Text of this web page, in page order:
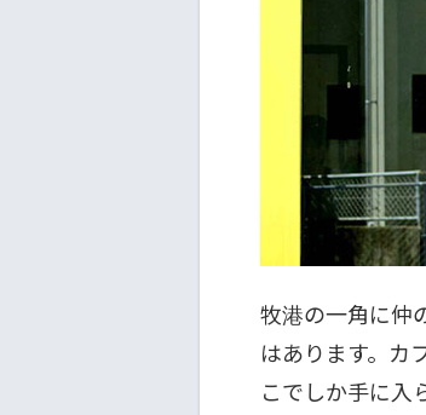
牧港の一角に仲
はあります。カ
こでしか手に入